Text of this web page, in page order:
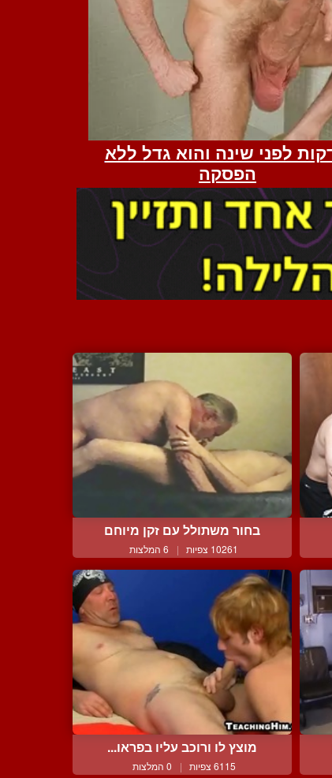
בחור משתולל עם זקן מיוחם
10261 צפיות | 6 המלצות
מוצץ לו ורוכב עליו בפראו...
6115 צפיות | 0 המלצות